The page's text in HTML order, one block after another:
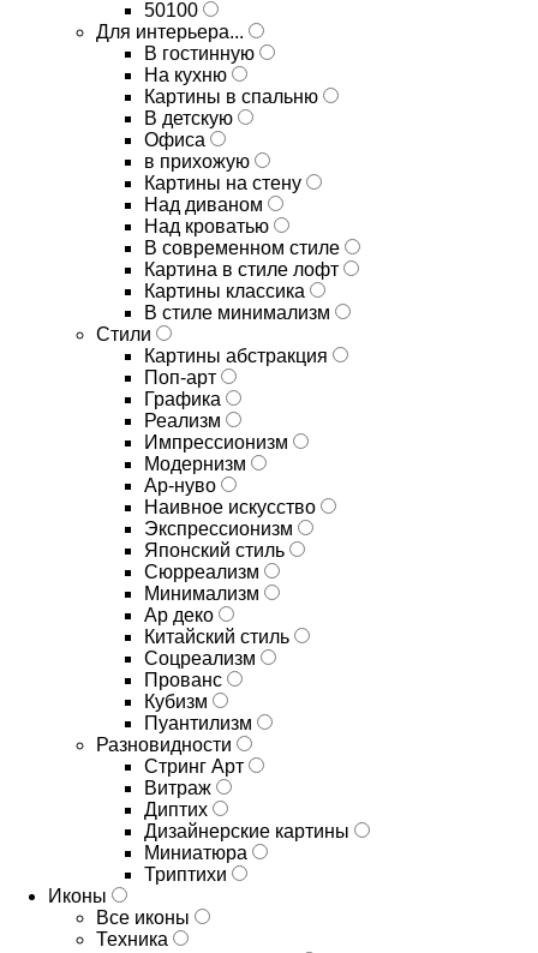
50100
Для интерьера...
В гостинную
На кухню
Картины в спальню
В детскую
Офиса
в прихожую
Картины на стену
Над диваном
Над кроватью
В современном стиле
Картина в стиле лофт
Картины классика
В стиле минимализм
Стили
Картины абстракция
Поп-арт
Графика
Реализм
Импрессионизм
Модернизм
Ар-нуво
Наивное искусство
Экспрессионизм
Японский стиль
Сюрреализм
Минимализм
Ар деко
Китайский стиль
Соцреализм
Прованс
Кубизм
Пуантилизм
Разновидности
Стринг Арт
Витраж
Диптих
Дизайнерские картины
Миниатюра
Триптихи
Иконы
Все иконы
Техника